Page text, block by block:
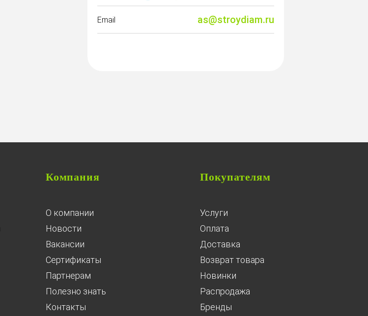
Email as@stroydiam.ru
Компания
О компании
Новости
Вакансии
Сертификаты
Партнерам
Полезно знать
Контакты
Покупателям
Услуги
Оплата
Доставка
Возврат товара
Новинки
Распродажа
Бренды